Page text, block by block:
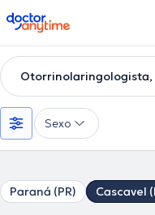
doctoranytime
Otorrinolaringologista,
Sexo
Paraná (PR) Cascavel